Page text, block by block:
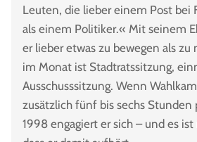
Leuten, die lieber einem Post bei
als einem Politiker.« Mit seinem
er lieber etwas zu bewegen als zu
im Monat ist Stadtratssitzung,
Ausschusssitzung. Wenn
zusätzlich fünf bis sechs Stunden
1998 engagiert er sich – und es